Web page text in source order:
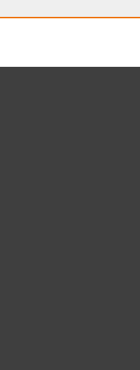
im Verkauf